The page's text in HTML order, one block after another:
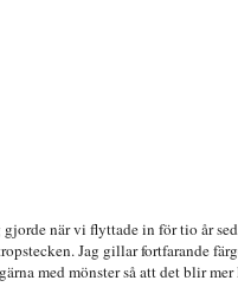
när vi flyttade in för tio år
Jag gillar fortfarande
med mönster så att det blir